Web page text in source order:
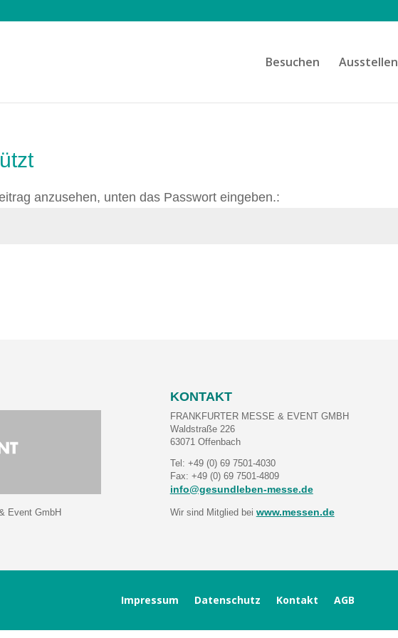
Besuchen Ausstellen
anzusehen, unten das Passwort eingeben.:
Event GmbH
KONTAKT
FRANKFURTER MESSE & EVENT GMBH
Waldstraße 226
63071 Offenbach
Tel: +49 (0) 69 7501-4030
Fax: +49 (0) 69 7501-4809
info@gesundleben-messe.de
Wir sind Mitglied bei www.messen.de
Impressum Datenschutz Kontakt AGB